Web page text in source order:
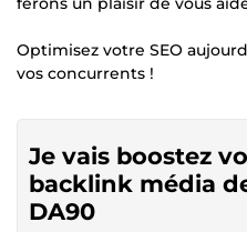
Optimisez votre SEO
vos concurrents !
Je vais boostez
backlink média
DA90